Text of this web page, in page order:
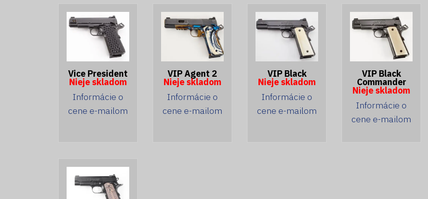
Vice President
Nieje skladom
Informácie o
cene e-mailom
VIP Agent 2
Nieje skladom
Informácie o
cene e-mailom
VIP Black
Nieje skladom
Informácie o
cene e-mailom
VIP Black
Commander
Nieje skladom
Informácie o
cene e-mailom